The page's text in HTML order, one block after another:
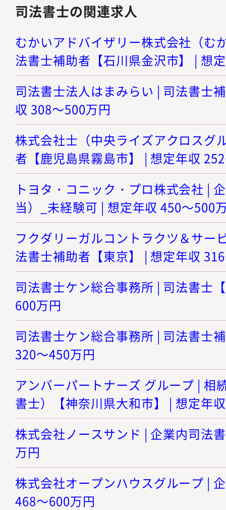
司法書士の関連求人
むかいアドバイザリー株式会社（む
法書士補助者【石川県金沢市】 | 想
司法書士法人はまみらい | 司法書士
収 308～500万円
株式会社士（中央ライズアクロスグ
者【鹿児島県霧島市】 | 想定年収
トヨタ・コニック・プロ株式会社 |
当）_未経験可 | 想定年収 450～500
フクダリーガルコントラクツ＆サー
法書士補助者【東京】 | 想定年収
司法書士ケン総合事務所 | 司法書士
600万円
司法書士ケン総合事務所 | 司法書士
320～450万円
アンバーパートナーズ グループ | 相
書士）【神奈川県大和市】 | 想定年
株式会社ノースサンド | 企業内司法
万円
株式会社オープンハウスグループ |
468～600万円